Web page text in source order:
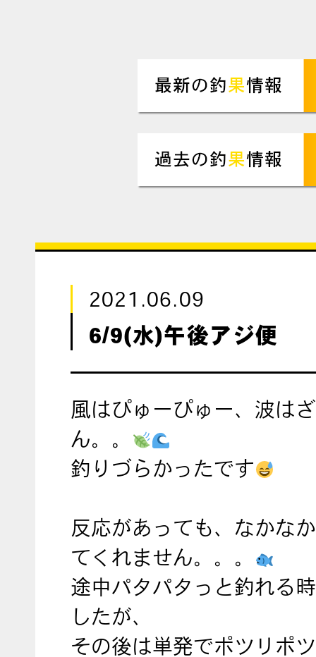
2021.06.09
6/9(水)午後アジ便
風はぴゅーぴゅー、波は
ん。。
釣りづらかったです
反応があっても、なかな
てくれません。。。
途中パタパタっと釣れる
したが、
その後は単発でポツリポ